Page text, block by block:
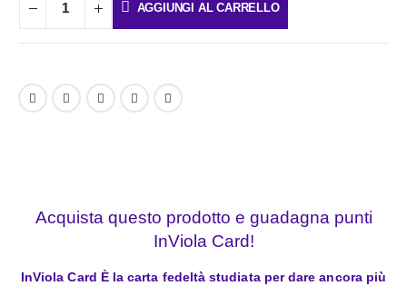
AGGIUNGI AL CARRELLO
Acquista questo prodotto e guadagna punti
InViola Card!
InViola Card È la carta fedeltà studiata per dare ancora più